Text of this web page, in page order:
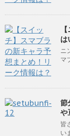
は
ニ
マ
節
や
皆
い